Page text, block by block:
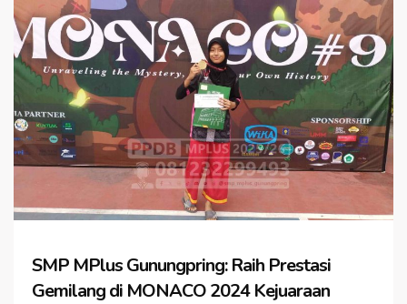
SMP MPlus Gunungpring: Raih Prestasi
Gemilang di MONACO 2024 Kejuaraan